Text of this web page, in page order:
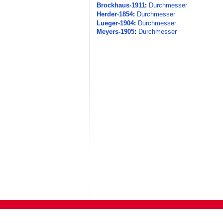
Brockhaus-1911: Durchmesser
Herder-1854: Durchmesser
Lueger-1904: Durchmesser
Meyers-1905: Durchmesser